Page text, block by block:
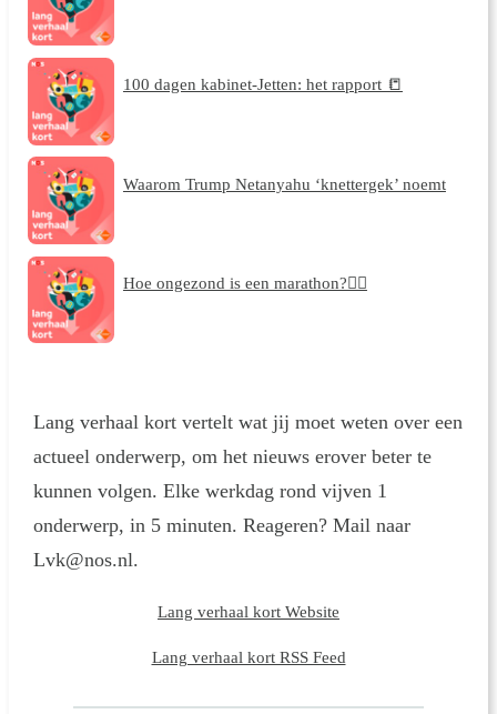
100 dagen kabinet-Jetten: het rapport 📒
Waarom Trump Netanyahu ‘knettergek’ noemt
Hoe ongezond is een marathon?🏃‍♀️
Lang verhaal kort vertelt wat jij moet weten over een
actueel onderwerp, om het nieuws erover beter te
kunnen volgen. Elke werkdag rond vijven 1
onderwerp, in 5 minuten. Reageren? Mail naar
Lvk@nos.nl.
Lang verhaal kort Website
Lang verhaal kort RSS Feed